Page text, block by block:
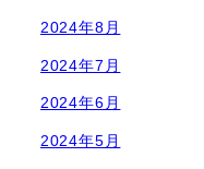
2024年8月
2024年7月
2024年6月
2024年5月